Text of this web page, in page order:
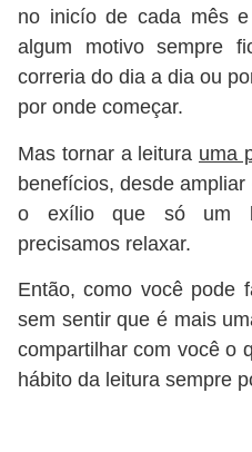
no inicío de cada mês
algum motivo sempre
correria do dia a dia ou
por onde começar.
Mas tornar a leitura uma
benefícios, desde
o exílio que só um
precisamos relaxar.
Então, como você pode
sem sentir que é mais
compartilhar com você o
hábito da leitura sempre